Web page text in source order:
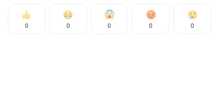
0 0 0 0 0